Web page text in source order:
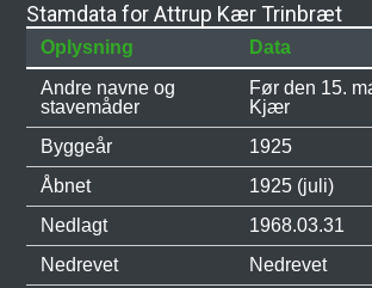
Stamdata for Attrup Kær Trinbræt
Oplysning
Data
Andre navne og
stavemåder
Før den 15.
Kjær
Byggeår
1925
Åbnet
1925 (juli)
Nedlagt
1968.03.31
Nedrevet
Nedrevet